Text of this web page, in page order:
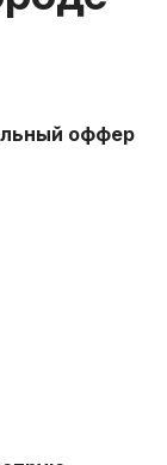
оффер